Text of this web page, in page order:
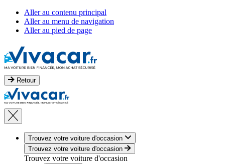
Aller au contenu principal
Aller au menu de navigation
Aller au pied de page
Retour
Trouvez votre voiture d'occasion
Trouvez votre voiture d'occasion
Trouvez votre voiture d'occasion